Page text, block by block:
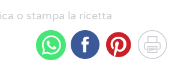
o stampa la ricetta